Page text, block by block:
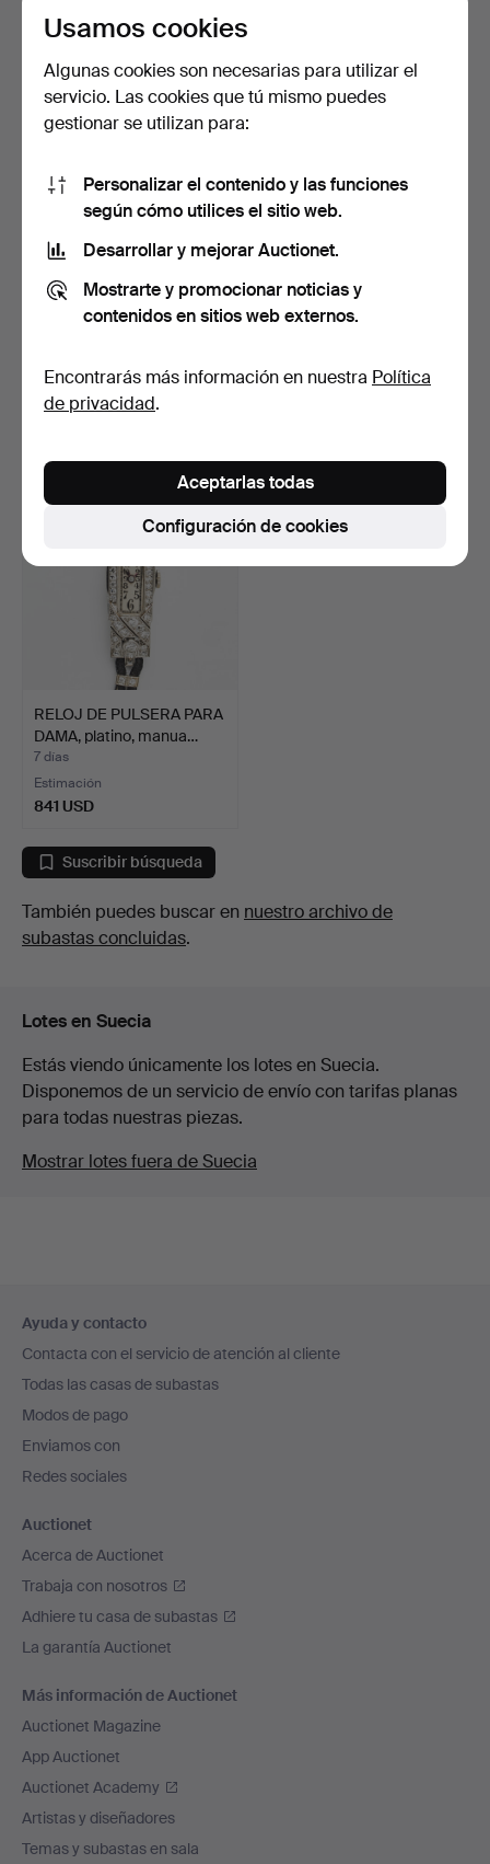
21 horas
206 USD 110 USD
(100m/330ft), reloj de p…
2 días
3 pujas
33 mm, oro de 1…
8 días
RELOJ DE PULSERA PARA
DAMA, platino, manua…
7 días
Estimación
841 USD
Suscribir búsqueda
También puedes buscar en nuestro archivo de
subastas concluidas.
Lotes en Suecia
Estás viendo únicamente los lotes en Suecia.
Disponemos de un servicio de envío con tarifas planas
para todas nuestras piezas.
Mostrar lotes fuera de Suecia
en
el
pie
de
página
Ayuda y contacto
Contacta con el servicio de atención al cliente
Todas las casas de subastas
Modos de pago
Enviamos con
Redes sociales
Auctionet
Acerca de Auctionet
Trabaja con nosotros
Adhiere tu casa de subastas
La garantía Auctionet
Más información de Auctionet
Auctionet Magazine
App Auctionet
Auctionet Academy
Artistas y diseñadores
Temas y subastas en sala
Usamos cookies
Algunas cookies son necesarias para utilizar el
servicio. Las cookies que tú mismo puedes
gestionar se utilizan para:
Personalizar el contenido y las funciones
según cómo utilices el sitio web.
Desarrollar y mejorar Auctionet.
Mostrarte y promocionar noticias y
contenidos en sitios web externos.
Encontrarás más información en nuestra Política
de privacidad.
Configuración de cookies
Aceptarlas todas